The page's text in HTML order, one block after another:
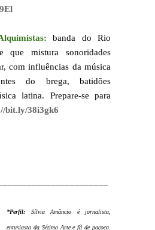
banda do Rio
que mistura sonoridades
com influências da música
do brega, batidões
latina. Prepare-se para
bit.ly/38i3gk6
*Perfil: Sílvia Amâncio é jornalista,
entusiasta da Sétima Arte e fã de paçoca.